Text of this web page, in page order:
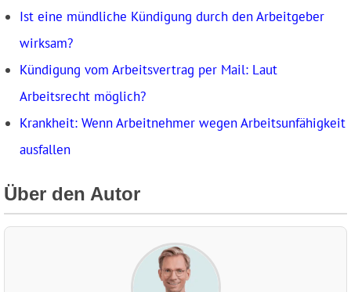
Ist eine mündliche Kündigung durch den Arbeitgeber
wirksam?
Kündigung vom Arbeitsvertrag per Mail: Laut
Arbeitsrecht möglich?
Krankheit: Wenn Arbeitnehmer wegen Arbeitsunfähigkeit
ausfallen
Über den Autor